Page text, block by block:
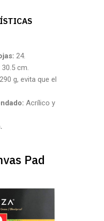
24.
30.5 cm.
290 g, evita que el
Acrílico y
.
Pad